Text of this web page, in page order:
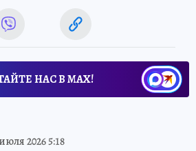
НАС В МАХ!
2026 5:18